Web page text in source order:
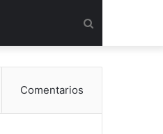
por
Comentarios